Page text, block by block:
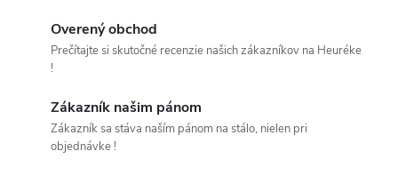
Overený obchod
Prečítajte si skutočné recenzie našich zákazníkov na Heuréke
!
Zákazník našim pánom
Zákazník sa stáva naším pánom na stálo, nielen pri
objednávke !